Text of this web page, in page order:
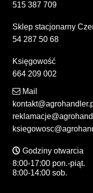
515 387 709
Sklep stacjonarny
54 287 50 68
Księgowość
664 209 002
Mail
Godziny otwarcia
8:00-17:00 pon.-piąt.
8:00-14:00 sob.